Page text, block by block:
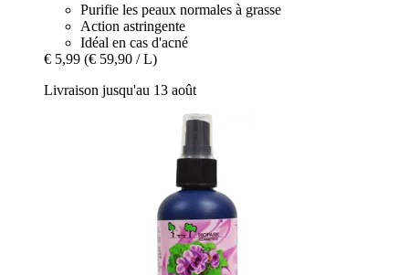
Purifie les peaux normales à grasse
Action astringente
Idéal en cas d'acné
€ 5,99 (€ 59,90 / L)
Livraison jusqu'au 13 août